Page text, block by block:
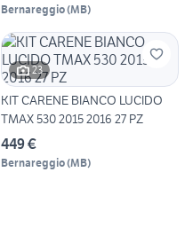
Bernareggio(MB)
23
KIT CARENE BIANCO LUCIDO
TMAX 530 2015 2016 27 PZ
449 €
Bernareggio(MB)